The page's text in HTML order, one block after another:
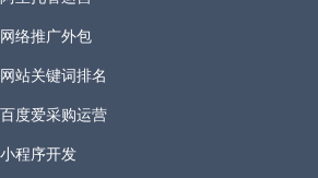
网络推广外包
网站关键词排名
百度爱采购运营
小程序开发